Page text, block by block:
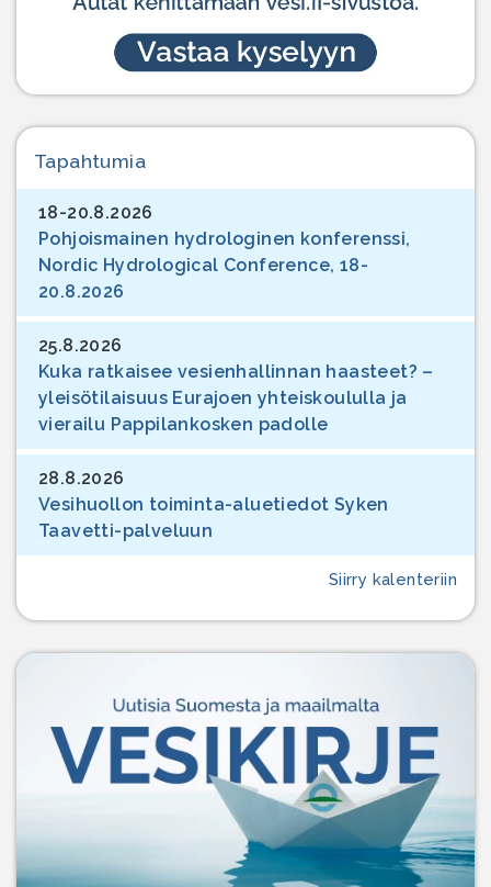
Tapahtumia
18-20.8.2026
Pohjoismainen hydrologinen konferenssi,
Nordic Hydrological Conference, 18-
20.8.2026
25.8.2026
Kuka ratkaisee vesienhallinnan haasteet? –
yleisötilaisuus Eurajoen yhteiskoululla ja
vierailu Pappilankosken padolle
28.8.2026
Vesihuollon toiminta-aluetiedot Syken
Taavetti-palveluun
Siirry kalenteriin